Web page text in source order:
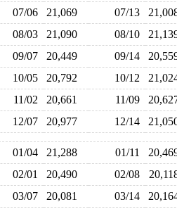
07/06 21,069 07/13
08/03 21,090 08/10
09/07 20,449 09/14
10/05 20,792 10/12
11/02 20,661 11/09
12/07 20,977 12/14
01/04 21,288 01/11
02/01 20,490 02/08
03/07 20,081 03/14